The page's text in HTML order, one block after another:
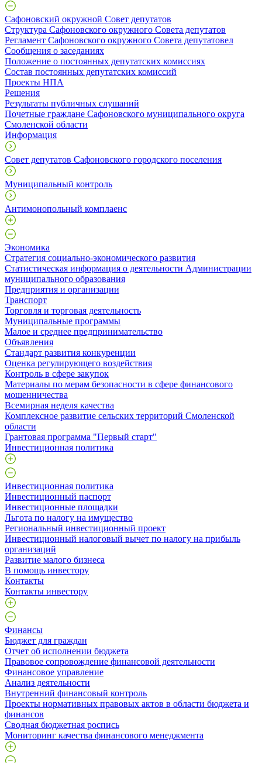
Сафоновский окружной Совет депутатов
Структура Сафоновского окружного Совета депутатов
Регламент Сафоновского окружного Совета депутатовел
Сообщения о заседаниях
Положение о постоянных депутатских комиссиях
Состав постоянных депутатских комиссий
Проекты НПА
Решения
Результаты публичных слушаний
Почетные граждане Сафоновского муниципального округа
Смоленской области
Информация
Совет депутатов Сафоновского городского поселения
Муниципальный контроль
Антимонопольный комплаенс
Экономика
Стратегия социально-экономического развития
Статистическая информация о деятельности Администрации
муниципального образования
Предприятия и организации
Транспорт
Торговля и торговая деятельность
Муниципальные программы
Малое и среднее предпринимательство
Объявления
Стандарт развития конкуренции
Оценка регулирующего воздействия
Контроль в сфере закупок
Материалы по мерам безопасности в сфере финансового
мошенничества
Всемирная неделя качества
Комплексное развитие сельских территорий Смоленской
области
Грантовая программа "Первый старт"
Инвестиционная политика
Инвестиционная политика
Инвестиционный паспорт
Инвестиционные площадки
Льгота по налогу на имущество
Региональный инвестиционный проект
Инвестиционный налоговый вычет по налогу на прибыль
организаций
Развитие малого бизнеса
В помощь инвестору
Контакты
Контакты инвестору
Финансы
Бюджет для граждан
Отчет об исполнении бюджета
Правовое сопровождение финансовой деятельности
Финансовое управление
Анализ деятельности
Внутренний финансовый контроль
Проекты нормативных правовых актов в области бюджета и
финансов
Сводная бюджетная роспись
Мониторинг качества финансового менеджмента